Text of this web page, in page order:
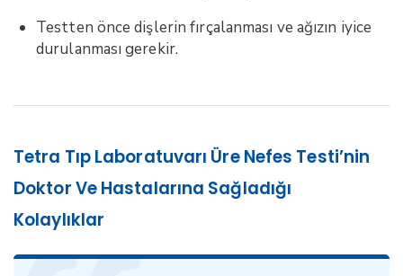
Testten önce dişlerin fırçalanması ve ağızın iyice
durulanması gerekir.
Tetra Tıp Laboratuvarı Üre Nefes Testi’nin
Doktor Ve Hastalarına Sağladığı
Kolaylıklar